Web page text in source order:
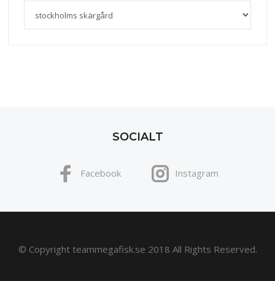
SOCIALT
Facebook Instagram
© Copyright teammegafisk.se 2018 All Rights Reserved.